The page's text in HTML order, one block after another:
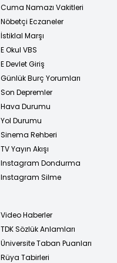
Cuma Namazı Vakitleri
Nöbetçi Eczaneler
İstiklal Marşı
E Okul VBS
E Devlet Giriş
Günlük Burç Yorumları
Son Depremler
Hava Durumu
Yol Durumu
Sinema Rehberi
TV Yayın Akışı
Instagram Dondurma
Instagram Silme
Video Haberler
TDK Sözlük Anlamları
Üniversite Taban Puanları
Rüya Tabirleri